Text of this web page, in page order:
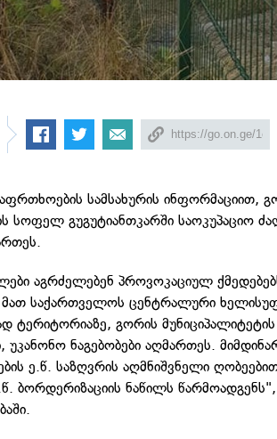
სამსახურის ინფორმაციით,
სოფელ გუგუტიანთკარში საოკუპაციო
აგრძელებენ პროვოკაციულ
მათ საქართველოს ცენტრალური
ტერიტორიაზე, გორის
უკანონო ნაგებობები აღმართეს.
ე.წ. საზღვრის აღმნიშვნელი
ბორდერიზაციის ნაწილს